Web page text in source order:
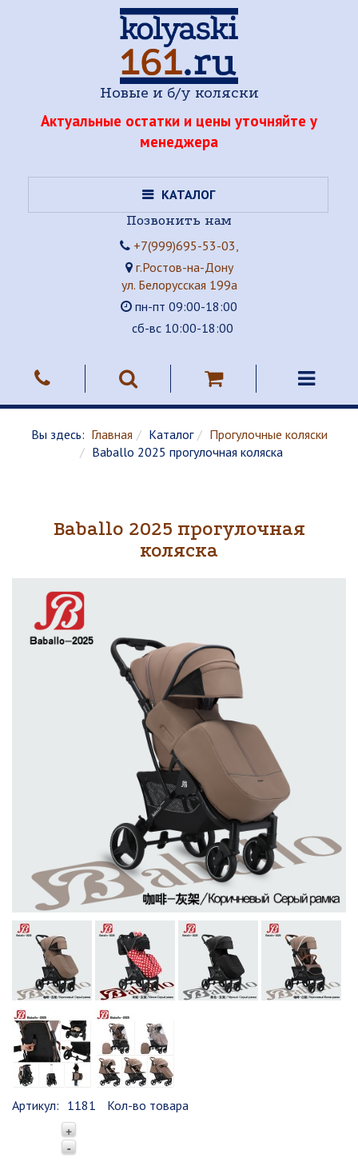
Новые и б/у коляски
Актуальные остатки и цены уточняйте у
менеджера
КАТАЛОГ
Позвонить нам
+7(999)695-53-03,
г.Ростов-на-Дону
ул. Белорусская 199а
пн-пт 09:00-18:00
сб-вс 10:00-18:00
Вы здесь: Главная Каталог
Прогулочные коляски
Baballo 2025 прогулочная коляска
Baballo 2025 прогулочная
коляска
Артикул: 1181
Кол-во товара
+
-